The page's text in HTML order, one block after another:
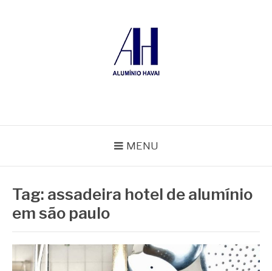
MENU
Tag: assadeira hotel de alumínio
em são paulo